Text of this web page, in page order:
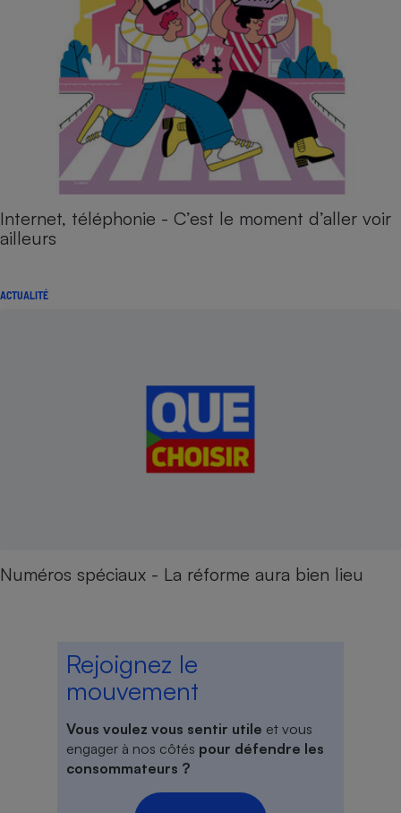
Internet, téléphonie - C’est le moment d’aller voir
ailleurs
ACTUALITÉ
Numéros spéciaux - La réforme aura bien lieu
Rejoignez le
mouvement
Vous voulez vous sentir utile et vous
engager à nos côtés pour défendre les
consommateurs ?